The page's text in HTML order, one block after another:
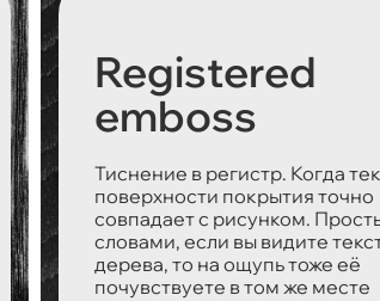
Registered
emboss
Тиснение в регистр. Когда
поверхности покрытия точно
совпадает с рисунком.
словами, если вы видите
дерева, то на ощупь тоже её
почувствуете в том же месте